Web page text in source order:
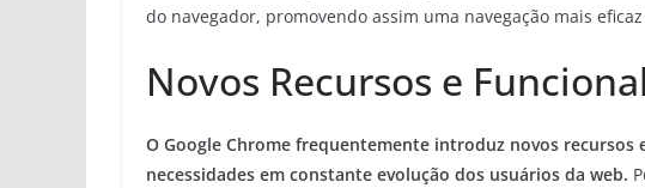
do navegador, promovendo assim uma navegação mais
Novos Recursos e
O Google Chrome frequentemente introduz novos recursos
necessidades em constante evolução dos usuários da web.